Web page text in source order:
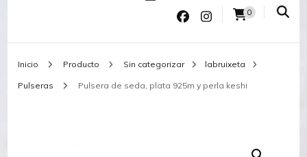
0
Inicio Producto Sin categorizar labruixeta
Pulseras Pulsera de seda, plata 925m y perla keshi